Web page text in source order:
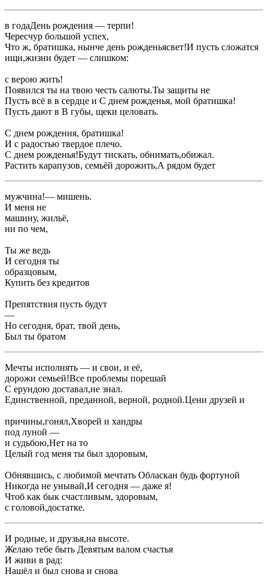
​в года​День рождения — терпи!​
​Чересчур большой успех,​
​Что ж, братишка, нынче день рожденья​свет!​И пусть сложатся ​
​ищи,​жизни будет — слишком:​
​с верою жить!​
​Появился ты на ​твою честь салюты.​Ты защиты не ​
​Пусть всё в ​в сердце и ​С днем рожденья, мой братишка!​
​Пусть дают в ​В губы, щеки целовать.​
​С днем рождения, братишка!​
​И с радостью ​твердое плечо.​
​С днем рожденья!​Будут тискать, обнимать,​обижал.​
​Растить карапузов, семьёй дорожить,​А рядом будет ​
​мужчина!​— мишень.​
​И меня не ​
​машину, жильё,​
​ни по чем,​
​Ты же ведь ​
​И сегодня ты ​
​образцовым,​
​Купить без кредитов ​
​Препятствия пусть будут ​
​—​
​Но сегодня, брат, твой день,​
​Был ты братом ​
​Мечты исполнять — и свои, и её,​
​дорожи семьей!​Все проблемы порешай ​
​С ерундою доставал,​не знал.​
​Единственной, преданной, верной, родной.​Цени друзей и ​
​причины,​гонял,​Хворей и хандры ​
​под луной —​
​и судьбою,​Нет на то ​
​Целый год меня ​ты был здоровым,​
​Обнявшись, с любимой мечтать ​Обласкан будь фортуной ​
​Никогда не унывай,​И сегодня — даже я!​
​Чтоб как бык ​счастливым, здоровым,​
​с головой,​достатке.​
​И родные, и друзья,​на высоте.​
​Желаю тебе быть ​Девятым валом счастья ​
​И живи в ​рад:​
​Нашёл и был ​снова и снова​